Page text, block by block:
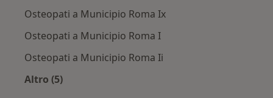
Osteopati a Municipio Roma Ix
Osteopati a Municipio Roma I
Osteopati a Municipio Roma Ii
Altro (5)